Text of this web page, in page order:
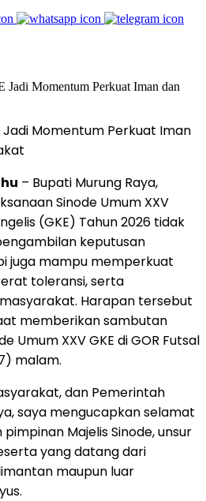
Jadi Momentum Perkuat Iman
– Bupati Murung Raya,
Sinode Umum XXV
(GKE) Tahun 2026 tidak
keputusan
juga mampu memperkuat
toleransi, serta
Harapan tersebut
memberikan sambutan
Umum XXV GKE di GOR Futsal
malam.
dan Pemerintah
saya mengucapkan selamat
Majelis Sinode, unsur
yang datang dari
maupun luar